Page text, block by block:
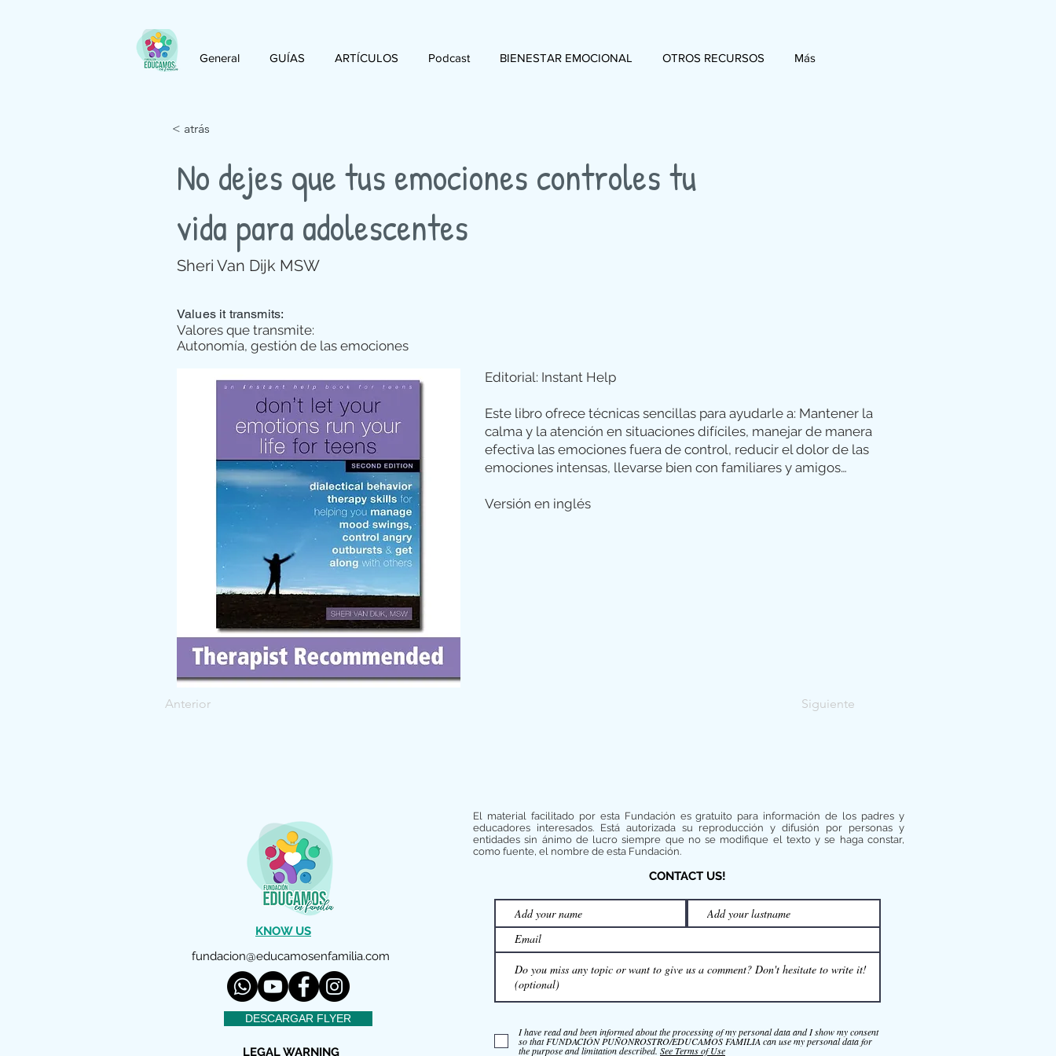
General GUÍAS ARTÍCULOS Podcast BIENESTAR EMOCIONAL OTROS RECURSOS Más
< atrás
No dejes que tus emociones controles tu
vida para adolescentes
Sheri Van Dijk MSW
Values it transmits:
Valores que transmite:
Autonomía, gestión de las emociones
Anterior
Editorial: Instant Help
Este libro ofrece técnicas sencillas para ayudarle a: Mantener la
calma y la atención en situaciones difíciles, manejar de manera
efectiva las emociones fuera de control, reducir el dolor de las
emociones intensas, llevarse bien con familiares y amigos…
Versión en inglés
Siguiente
KNOW US
fundacion@educamosenfamilia.com
DESCARGAR FLYER
LEGAL WARNING
El material facilitado por esta Fundación es gratuito para información de los padres y
educadores interesados. Está autorizada su reproducción y difusión por personas y
entidades sin ánimo de lucro siempre que no se modifique el texto y se haga constar,
como fuente, el nombre de esta Fundación.
CONTACT US!
I have read and been informed about the processing of my personal data and I show my consent
so that FUNDACIÓN PUÑONROSTRO/EDUCAMOS FAMILIA can use my personal data for
the purpose and limitation described. See Terms of Use